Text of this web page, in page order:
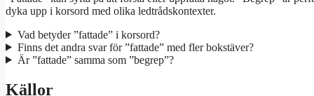
dyka upp i korsord med olika ledtrådskontexter.
Vad betyder ”fattade” i korsord?
Finns det andra svar för ”fattade” med fler bokstäver?
Är ”fattade” samma som ”begrep”?
Källor